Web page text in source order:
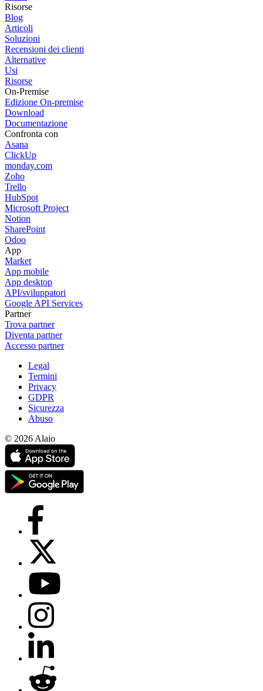
Risorse
Blog
Articoli
Soluzioni
Recensioni dei clienti
Alternative
Usi
Risorse
On-Premise
Edizione On-premise
Download
Documentazione
Confronta con
Asana
ClickUp
monday.com
Zoho
Trello
HubSpot
Microsoft Project
Notion
SharePoint
Odoo
App
Market
App mobile
App desktop
API/sviluppatori
Google API Services
Partner
Trova partner
Diventa partner
Accesso partner
Legal
Termini
Privacy
GDPR
Sicurezza
Abuso
© 2026 Alaio